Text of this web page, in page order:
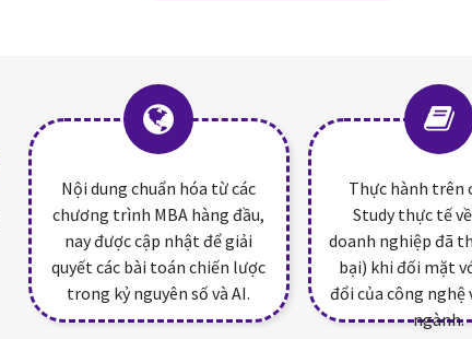
Thực hành trên
Study thực tế
doanh nghiệp đã
bại) khi đối mặt
đổi của công nghệ
ngành.
Nội dung chuẩn hóa từ các
chương trình MBA hàng đầu,
nay được cập nhật để giải
quyết các bài toán chiến lược
trong kỷ nguyên số và AI.